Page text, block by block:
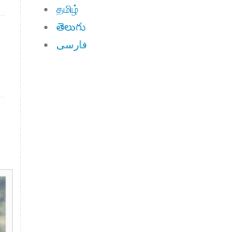
தமிழ்
తెలుగు
فارسی